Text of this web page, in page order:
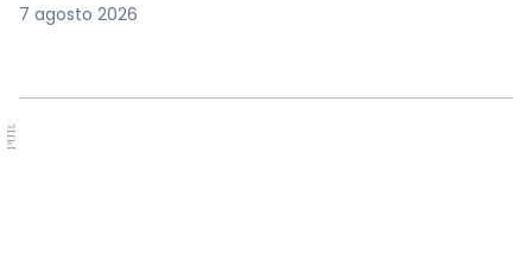
7 agosto 2026
PUB.